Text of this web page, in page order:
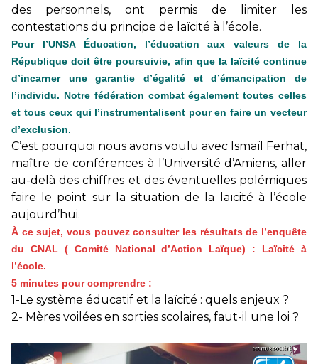
des personnels, ont permis de limiter les
contestations du principe de laïcité à l’école.
Pour l’UNSA Éducation, l’éducation aux valeurs de la
République doit être poursuivie, afin que la laïcité continue
d’incarner une garantie d’égalité et d’émancipation de
l’individu. Notre fédération combat également toutes celles
et tous ceux qui l’instrumentalisent pour en faire un vecteur
d’exclusion.
C’est pourquoi nous avons voulu avec Ismaïl Ferhat,
maître de conférences à l’Université d’Amiens, aller
au-delà des chiffres et des éventuelles polémiques
faire le point sur la situation de la laïcité à l’école
aujourd’hui.
À ce sujet, vous pouvez consulter les résultats de l’enquête
du CNAL ( Comité National d’Action Laïque) :
Laïcité à
l’école.
5 minutes pour comprendre :
1-Le système éducatif et la laïcité : quels enjeux ?
2- Mères voilées en sorties scolaires, faut-il une loi ?